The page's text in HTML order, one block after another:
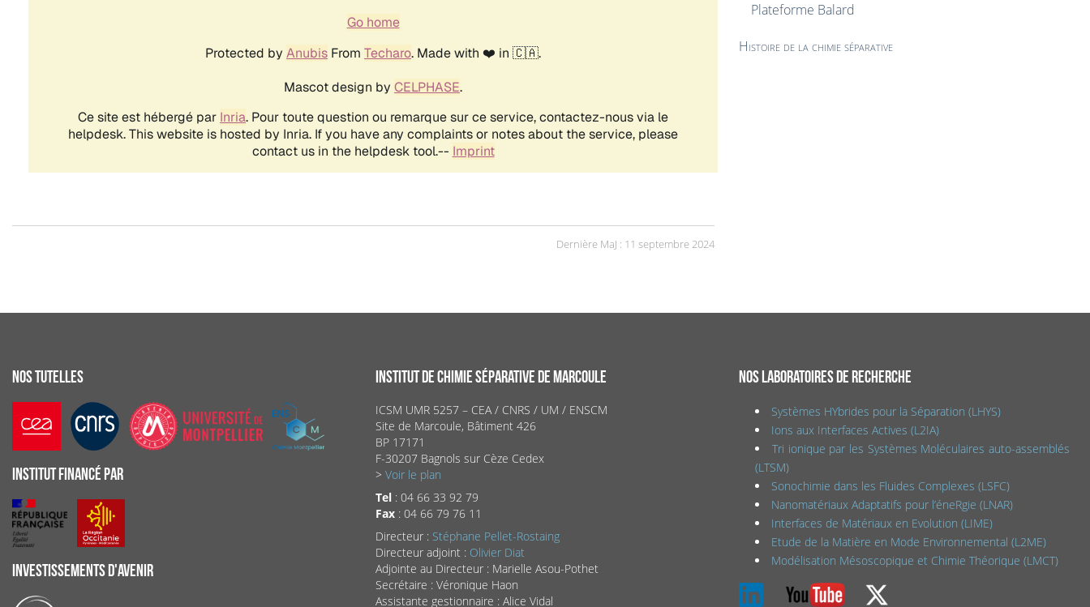
Dernière MaJ : 11 septembre 2024
Plateforme Balard
Histoire de la chimie séparative
NOS TUTELLES
INSTITUT FINANCÉ PAR
INVESTISSEMENTS D'AVENIR
INSTITUT DE CHIMIE SÉPARATIVE DE MARCOULE
ICSM UMR 5257 – CEA / CNRS / UM / ENSCM
Site de Marcoule, Bâtiment 426
BP 17171
F-30207 Bagnols sur Cèze Cedex
> Voir le plan
Tel: 04 66 33 92 79
Fax: 04 66 79 76 11
Directeur : Stéphane Pellet-Rostaing
Directeur adjoint : Olivier Diat
Adjointe au Directeur : Marielle Asou-Pothet
Secrétaire : Véronique Haon
Assistante gestionnaire : Alice Vidal
NOS LABORATOIRES DE RECHERCHE
Systèmes HYbrides pour la Séparation (LHYS)
Ions aux Interfaces Actives (L2IA)
Tri ionique par les Systèmes Moléculaires auto-assemblés
(LTSM)
Sonochimie dans les Fluides Complexes (LSFC)
Nanomatériaux Adaptatifs pour l’éneRgie (LNAR)
Interfaces de Matériaux en Evolution (LIME)
Etude de la Matière en Mode Environnemental (L2ME)
Modélisation Mésoscopique et Chimie Théorique (LMCT)